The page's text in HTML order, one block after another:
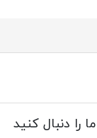
ما را دنبال کنید